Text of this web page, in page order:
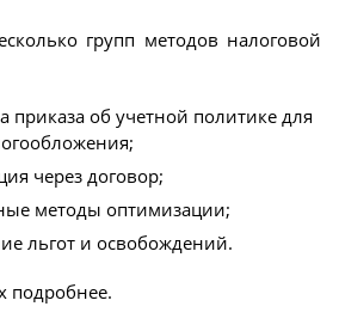
групп методов налоговой
приказа об учетной политике для
через договор;
методы оптимизации;
льгот и освобождений.
подробнее.